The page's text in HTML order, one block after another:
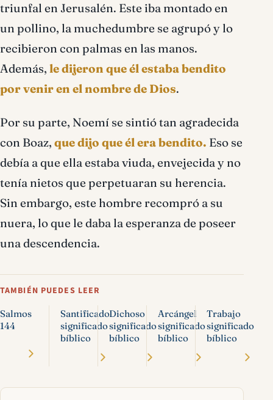
triunfal en Jerusalén. Este iba montado en
un pollino, la muchedumbre se agrupó y lo
recibieron con palmas en las manos.
Además, le dijeron que él estaba bendito
por venir en el nombre de Dios.
Por su parte, Noemí se sintió tan agradecida
con Boaz, que dijo que él era bendito. Eso se
debía a que ella estaba viuda, envejecida y no
tenía nietos que perpetuaran su herencia.
Sin embargo, este hombre recompró a su
nuera, lo que le daba la esperanza de poseer
una descendencia.
TAMBIÉN PUEDES LEER
Salmos
144
Santificado
significado
bíblico
Dichoso
significado
bíblico
Arcángel
significado
bíblico
Trabajo
significado
bíblico